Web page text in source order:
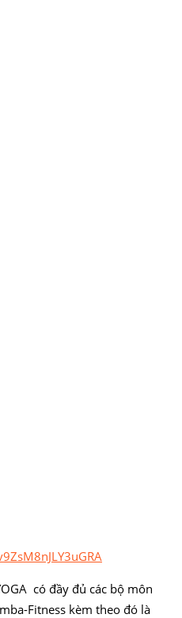
có đầy đủ các bộ môn
Fitness kèm theo đó là